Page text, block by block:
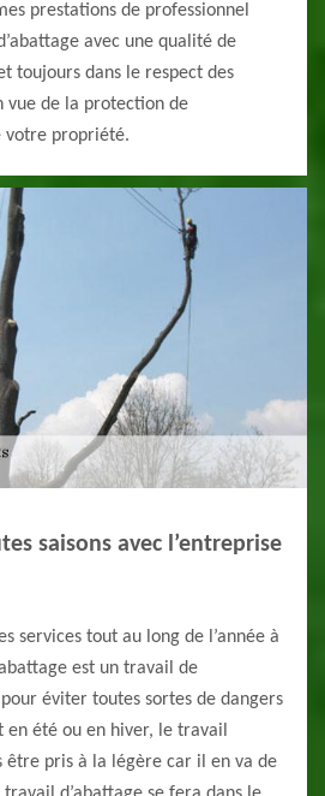
prestations de professionnel
avec une qualité de
toujours dans le respect des
vue de la protection de
votre propriété.
saisons avec l’entreprise
services tout au long de l’année à
est un travail de
éviter toutes sortes de dangers
en été ou en hiver, le travail
être pris à la légère car il en va de